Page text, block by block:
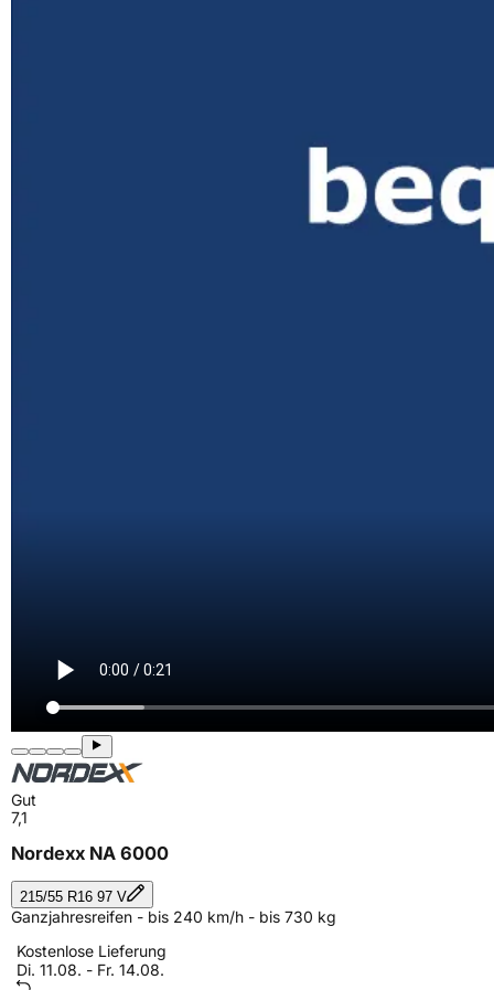
Gut
7,1
Nordexx NA 6000
215/55 R16 97 V
Ganzjahresreifen - bis 240 km/h - bis 730 kg
Kostenlose Lieferung
Di. 11.08. - Fr. 14.08.